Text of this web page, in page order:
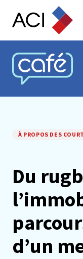
Skip to content
CAFÉ ACI
À PROPOS DES
Du
d’un